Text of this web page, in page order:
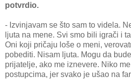
potvrdio.
- Izvinjavam se što sam to videla.
ljuta na mene. Svi smo bili igrači i
Oni koji pričaju loše o meni,
pobediti. Nisam ljuta. Mogu da
prijatelje, ako me iznevere. Niko
postupcima, jer svako je ušao na